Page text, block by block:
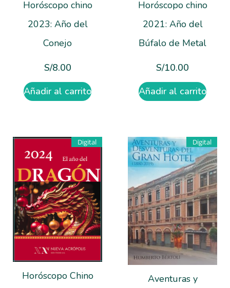
Horóscopo chino
2023: Año del
Conejo
S/8.00
Añadir al carrito
Horóscopo chino
2021: Año del
Búfalo de Metal
S/10.00
Añadir al carrito
Digital
Horóscopo Chino
Digital
Aventuras y